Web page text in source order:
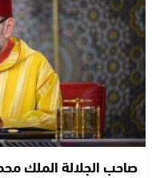
صاحب الجلالة الملك